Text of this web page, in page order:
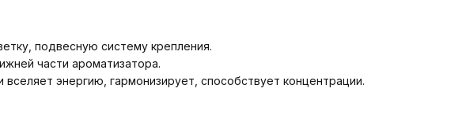
подвесную систему крепления.
части ароматизатора.
энергию, гармонизирует, способствует концентрации.